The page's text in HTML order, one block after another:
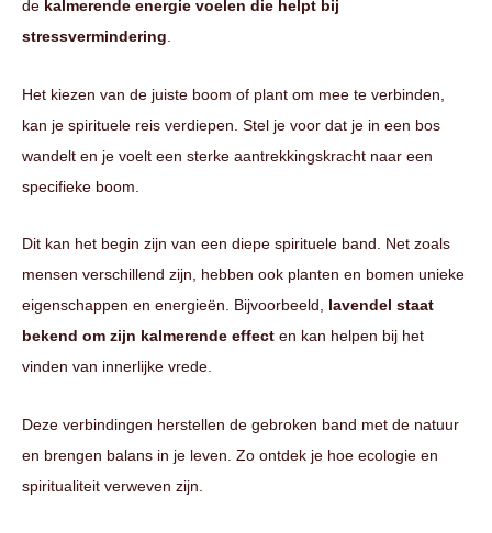
de kalmerende energie voelen die helpt bij
stressvermindering
Het kiezen van de juiste boom of plant om mee te verbinden,
kan je spirituele reis verdiepen. Stel je voor dat je in een bos
wandelt en je voelt een sterke aantrekkingskracht naar een
specifieke boom.
Dit kan het begin zijn van een diepe spirituele band. Net zoals
mensen verschillend zijn, hebben ook planten en bomen unieke
eigenschappen en energieën. Bijvoorbeeld, lavendel staat
bekend om zijn kalmerende effect en kan helpen bij het
vinden van innerlijke vrede.
Deze verbindingen herstellen de gebroken band met de natuur
en brengen balans in je leven. Zo ontdek je hoe ecologie en
spiritualiteit verweven zijn.